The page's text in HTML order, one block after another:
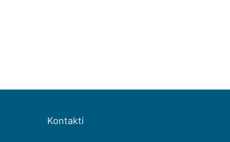
Kontakti